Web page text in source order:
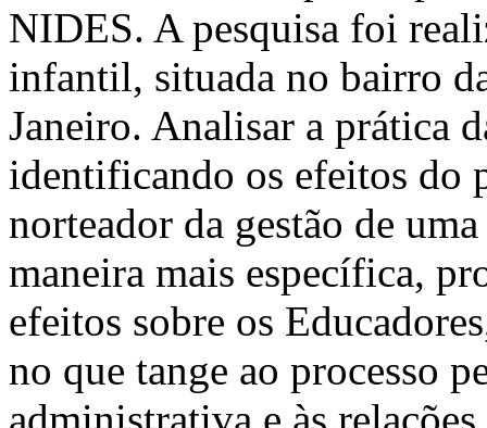
NIDES. A pesquisa foi
infantil, situada no bairro
Janeiro. Analisar a prática
identificando os efeitos do
norteador da gestão de
maneira mais específica,
efeitos sobre os
no que tange ao processo